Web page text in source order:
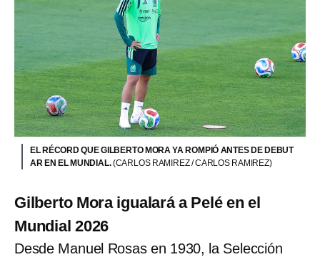
EL RÉCORD QUE GILBERTO MORA YA ROMPIÓ ANTES DE DEBUT
AR EN EL MUNDIAL.(CARLOS RAMIREZ / CARLOS RAMIREZ)
Gilberto Mora igualará a Pelé en el
Mundial 2026
Desde Manuel Rosas en 1930, la Selección